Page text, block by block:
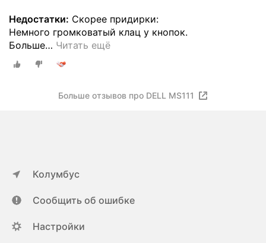
Недостатки: Скорее придирки:
Немного громковатый клац у кнопок.
Больше… Читать ещё
Больше отзывов про DELL MS111
Колумбус
Сообщить об ошибке
Настройки